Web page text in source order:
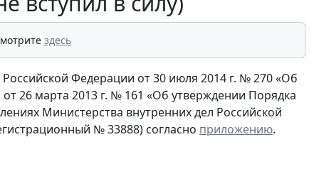
здесь
Федерации от 30 июля 2014 г. № 270 «Об
26 марта 2013 г. № 161 «Об утверждении Порядка
Министерства внутренних дел Российской
№ 33888) согласно приложению.